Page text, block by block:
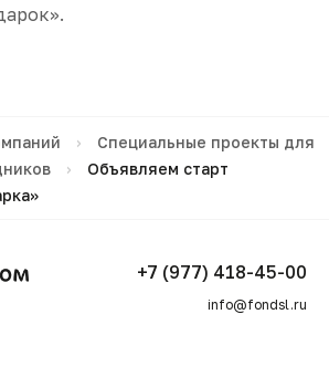
›
Специальные проекты для
›
Объявляем старт
+7 (977) 418-45-00
info@fondsl.ru